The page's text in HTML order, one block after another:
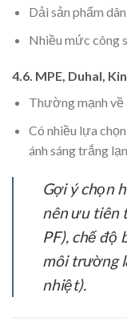
Dải sản phẩm
Nhiều mức công
4.6. MPE, Duhal,
Thường mạnh về
Có nhiều lựa
ánh sáng trắng
Gợi ý chọn
nên ưu tiên
PF), chế độ
môi trường
nhiệt).